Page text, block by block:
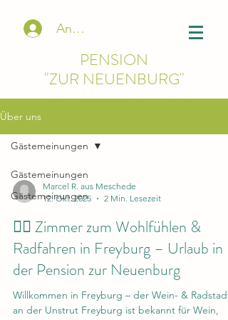
Anmelden
PENSION
"ZUR NEUENBURG"
Über uns
Gästemeinungen
Gästemeinungen
Gästemeinungen
Marcel R. aus Meschede
12. Okt. 2025
2 Min. Lesezeit
🚴‍♀️ Zimmer zum Wohlfühlen &
Radfahren in Freyburg – Urlaub in
der Pension zur Neuenburg
Willkommen in Freyburg – der Wein- & Radstadt
an der Unstrut Freyburg ist bekannt für Wein,